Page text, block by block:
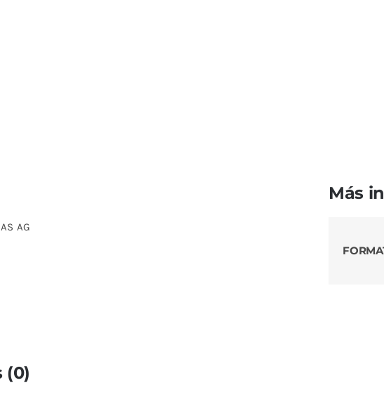
AG
Más
(0)